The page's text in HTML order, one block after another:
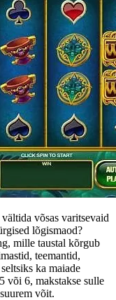
võsas varitsevaid
lõgismaod?
mille taustal kõrgub
teemantid,
ka maiade
või 6, makstakse sulle
võit.